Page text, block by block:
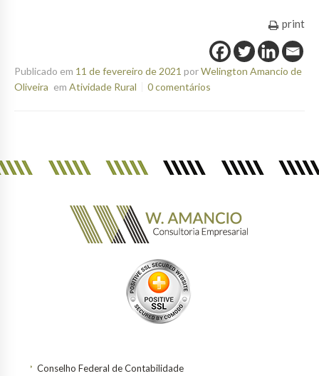
print
Publicado em 11 de fevereiro de 2021 porWelington Amancio de
Oliveira em Atividade Rural 0 comentários
Conselho Federal de Contabilidade